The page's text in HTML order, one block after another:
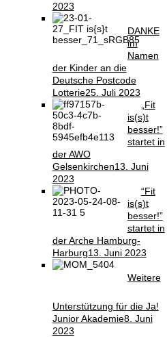
2023
DANKE
im
Namen
der Kinder an die
Deutsche Postcode
Lotterie25. Juli 2023
„Fit
is(s)t
besser!”
startet in
der AWO
Gelsenkirchen13. Juni
2023
“Fit
is(s)t
besser!”
startet in
der Arche Hamburg-
Harburg13. Juni 2023
Weitere
Unterstützung für die Ja!
Junior Akademie8. Juni
2023